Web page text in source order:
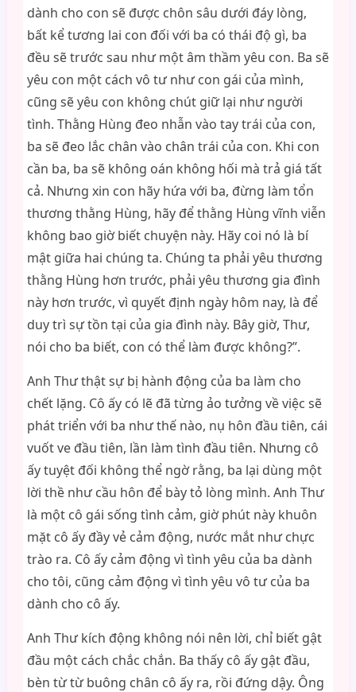
dành cho con sẽ được chôn sâu dưới đáy lòng,
bất kể tương lai con đối với ba có thái độ gì, ba
đều sẽ trước sau như một âm thầm yêu con. Ba sẽ
yêu con một cách vô tư như con gái của mình,
cũng sẽ yêu con không chút giữ lại như người
tình. Thằng Hùng đeo nhẫn vào tay trái của con,
ba sẽ đeo lắc chân vào chân trái của con. Khi con
cần ba, ba sẽ không oán không hối mà trả giá tất
cả. Nhưng xin con hãy hứa với ba, đừng làm tổn
thương thằng Hùng, hãy để thằng Hùng vĩnh viễn
không bao giờ biết chuyện này. Hãy coi nó là bí
mật giữa hai chúng ta. Chúng ta phải yêu thương
thằng Hùng hơn trước, phải yêu thương gia đình
này hơn trước, vì quyết định ngày hôm nay, là để
duy trì sự tồn tại của gia đình này. Bây giờ, Thư,
nói cho ba biết, con có thể làm được không?”.
Anh Thư thật sự bị hành động của ba làm cho
chết lặng. Cô ấy có lẽ đã từng ảo tưởng về việc sẽ
phát triển với ba như thế nào, nụ hôn đầu tiên, cái
vuốt ve đầu tiên, lần làm tình đầu tiên. Nhưng cô
ấy tuyệt đối không thể ngờ rằng, ba lại dùng một
lời thề như cầu hôn để bày tỏ lòng mình. Anh Thư
là một cô gái sống tình cảm, giờ phút này khuôn
mặt cô ấy đầy vẻ cảm động, nước mắt như chực
trào ra. Cô ấy cảm động vì tình yêu của ba dành
cho tôi, cũng cảm động vì tình yêu vô tư của ba
dành cho cô ấy.
Anh Thư kích động không nói nên lời, chỉ biết gật
đầu một cách chắc chắn. Ba thấy cô ấy gật đầu,
bèn từ từ buông chân cô ấy ra, rồi đứng dậy. Ông